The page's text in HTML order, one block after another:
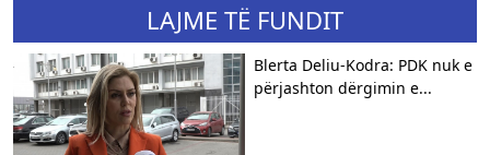
LAJME TË FUNDIT
Blerta Deliu-Kodra: PDK nuk e
përjashton dërgimin e...